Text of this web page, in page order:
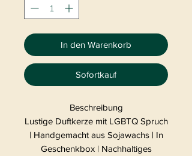
In den Warenkorb
Sofortkauf
Beschreibung
Lustige Duftkerze mit LGBTQ Spruch
| Handgemacht aus Sojawachs | In
Geschenkbox | Nachhaltiges